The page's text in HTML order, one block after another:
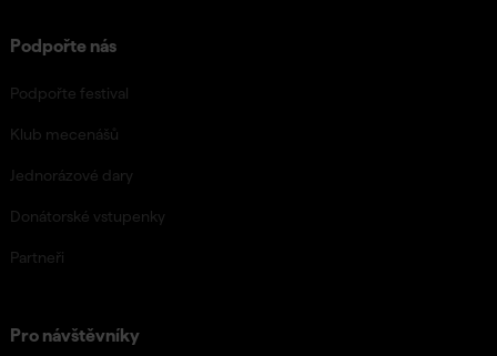
Podpořte nás
Podpořte festival
Klub mecenášů
Jednorázové dary
Donátorské vstupenky
Partneři
Pro návštěvníky